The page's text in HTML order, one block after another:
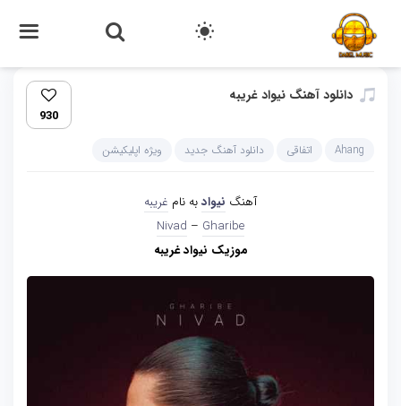
دانلود آهنگ نیواد غریبه
930
Ahang اتفاقی دانلود آهنگ جدید ویژه اپلیکیشن
آهنگ نیوادبه نام غریبه
Nivad – Gharibe
موزیک نیواد غریبه